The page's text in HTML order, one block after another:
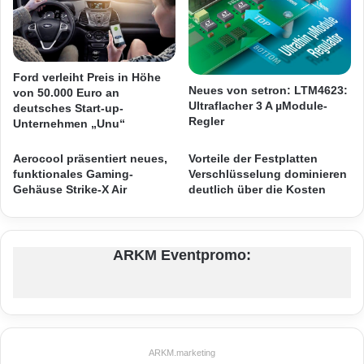
Quellenangabe: „obs/Samsung Semiconductor Europe GmbH“
Samsungs neuer 16Mp-Bildsensor mit 1,0µm
großen Pixeln reduziert im Vergleich zu
Bildpunkten die Modulbauhöhe um 20 Prozent.
Der Bildsensor S5K3P3 ermöglicht Module mit
Entwicklern die Möglichkeit zur Realisierung
a
r
b
e
i
t
e
n
o
D
i
r
e
k
t
k
u
f
j
t
c
h
Ford verleiht Preis in Höhe
von 50.000 Euro an
deutsches Start-up-
Unternehmen „Unu“
Neues von setron: LTM4623:
Ultraflacher 3 A µModule-
Regler
Aerocool präsentiert neues,
funktionales Gaming-
Gehäuse Strike-X Air
Vorteile der Festplatten
Verschlüsselung dominieren
deutlich über die Kosten
ARKM Eventpromo:
ARKM.marketing